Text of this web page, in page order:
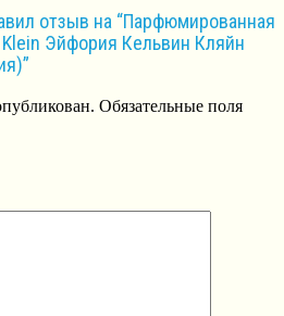
отзыв на “Парфюмированная
Эйфория Кельвин Кляйн
Обязательные поля